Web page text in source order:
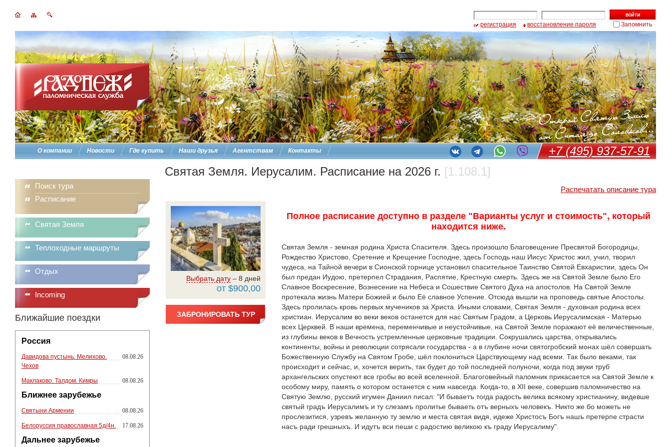
регистрация восстановление пароля Запомнить
О компании Новости Где купить Наши друзья Агентствам Контакты +7 (495) 937-57-91
Поиск тура
Расписание
Святая Земля
Теплоходные маршруты
Отдых
Incoming
Ближайшие поездки
Россия
Давидова пустынь. Мелихово.
Чехов
08.08.26
Маклаково. Талдом. Кимры 08.08.26
Ближнее зарубежье
Святыни Армении 08.08.26
Белоруссия православная 5д/4н. 17.08.26
Дальнее зарубежье
Святая Земля. Иерусалим. Расписание на 2026 г. [1.108.1]
Распечатать описание тура
Выбрать дату – 8 дней
от $900,00
ЗАБРОНИРОВАТЬ ТУР
Полное расписание доступно в разделе "Варианты услуг и стоимость", который
находится ниже.
Святая Земля - земная родина Христа Спасителя. Здесь произошло Благовещение Пресвятой Богородицы,
Рождество Христово, Сретение и Крещение Господне, здесь Господь наш Иисус Христос жил, учил, творил
чудеса, на Тайной вечери в Сионской горнице установил спасительное Таинство Святой Евхаристии, здесь Он
был предан Иудою, претерпел Страдания, Распятие, Крестную смерть. Здесь же на Святой Земле было Его
Славное Воскресение, Вознесение на Небеса и Сошествие Святого Духа на апостолов. На Святой Земле
протекала жизнь Матери Божией и было Её славное Успение. Отсюда вышли на проповедь святые Апостолы.
Здесь пролилась кровь первых мучеников за Христа. Иными словами, Святая Земля - духовная родина всех
христиан. Иерусалим во веки веков останется для нас Святым Градом, а Церковь Иерусалимская - Матерью
всех Церквей. В наши времена, переменчивые и неустойчивые, на Святой Земле поражают её величественные,
из глубины веков в Вечность устремленные церковные традиции. Сокрушались царства, открывались
континенты, войны и революции сотрясали государства - а в глубине ночи святогробский монах шёл совершать
Божественную Службу на Святом Гробе, шёл поклониться Царствующему над всеми. Так было веками, так
происходит и сейчас, и, хочется верить, так будет до той последней полуночи, когда под звуки труб
архангельских опустеют все гробы во всей вселенной. Благоговейный паломник прикасается на Святой Земле к
особому миру, память о котором останется с ним навсегда. Когда-то, в XII веке, совершив паломничество на
Святую Землю, русский игумен Даниил писал: "И бываетъ тогда радость велика всякому христианину, видевше
святый градъ Иерусалимъ и ту слезамъ пролитье бываеть отъ верныхъ человекъ. Никто же бо можеть не
прослезитися, узревъ желанную ту землю и места святая видя, идеже Христосъ Богъ нашъ претерпе страсти
насъ ради грешныхъ. И идутъ вси пеши с радостию великою къ граду Иерусалиму".